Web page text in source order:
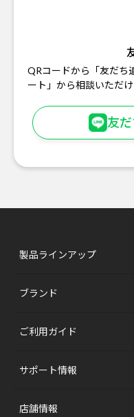
QRコードから「友だち
ート」から相談いただけ
友
製品ラインアップ
ブランド
ご利用ガイド
サポート情報
店舗情報